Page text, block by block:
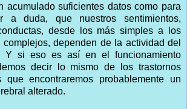
acumulado suficientes datos como para
a duda, que nuestros sentimientos,
desde los más simples a los
dependen de la actividad del
Y si eso es así en el funcionamiento
decir lo mismo de los trastornos
encontraremos probablemente un
alterado.